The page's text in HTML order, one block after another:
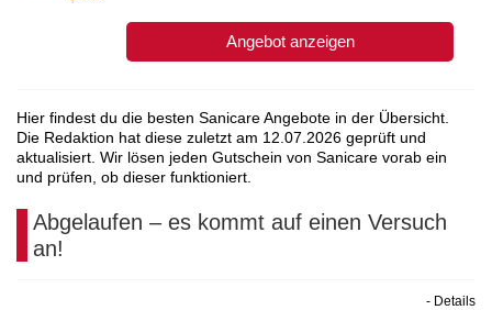
Angebot anzeigen
Hier findest du die besten Sanicare Angebote in der Übersicht.
Die Redaktion hat diese zuletzt am 12.07.2026 geprüft und
aktualisiert. Wir lösen jeden Gutschein von Sanicare vorab ein
und prüfen, ob dieser funktioniert.
Abgelaufen – es kommt auf einen Versuch
an!
- Details